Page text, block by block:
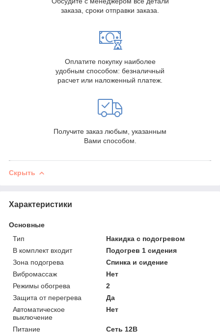
заказа, сроки отправки заказа.
Оплатите покупку наиболее
удобным способом: безналичный
расчет или наложенный платеж.
Получите заказ любым, указанным
Вами способом.
Скрыть
Характеристики
Основные
Тип
Накидка с подогревом
В комплект входит
Подогрев 1 сидения
Зона подогрева
Спинка и сидение
Вибромассаж
Нет
Режимы обогрева
2
Защита от перегрева
Да
Автоматическое
выключение
Нет
Питание Сеть 12В